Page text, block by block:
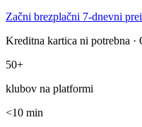
Začni brezplačni 7-dnevni
Kreditna kartica ni potrebna ·
50+
klubov na platformi
<10 min